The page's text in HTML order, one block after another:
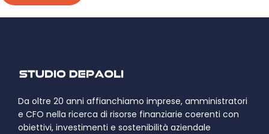
Da oltre 20 anni affianchiamo imprese, amministratori
e CFO nella ricerca di risorse finanziarie coerenti con
obiettivi, investimenti e sostenibilità aziendale